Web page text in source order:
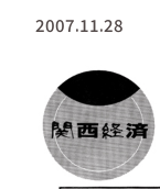
2007.11.28